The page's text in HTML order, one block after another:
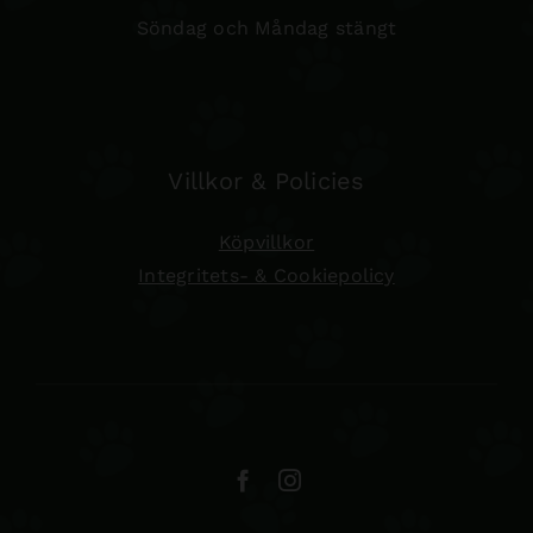
Söndag och Måndag stängt
Villkor & Policies
Köpvillkor
Integritets- & Cookiepolicy